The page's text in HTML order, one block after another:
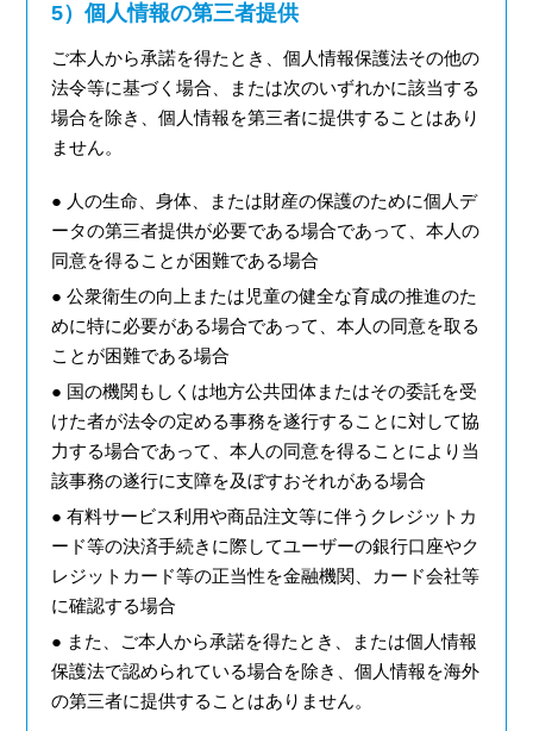
5）個人情報の第三者提供
ご本人から承諾を得たとき、個人情報保護法その他の
法令等に基づく場合、または次のいずれかに該当する
場合を除き、個人情報を第三者に提供することはあり
ません。
● 人の生命、身体、または財産の保護のために個人デ
ータの第三者提供が必要である場合であって、本人の
同意を得ることが困難である場合
● 公衆衛生の向上または児童の健全な育成の推進のた
めに特に必要がある場合であって、本人の同意を取る
ことが困難である場合
● 国の機関もしくは地方公共団体またはその委託を受
けた者が法令の定める事務を遂行することに対して協
力する場合であって、本人の同意を得ることにより当
該事務の遂行に支障を及ぼすおそれがある場合
● 有料サービス利用や商品注文等に伴うクレジットカ
ード等の決済手続きに際してユーザーの銀行口座やク
レジットカード等の正当性を金融機関、カード会社等
に確認する場合
● また、ご本人から承諾を得たとき、または個人情報
保護法で認められている場合を除き、個人情報を海外
の第三者に提供することはありません。